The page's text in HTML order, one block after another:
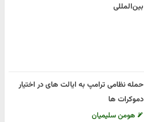
بین‌المللی
حمله نظامی ترامپ به ایالت های در اختیار
دموکرات ها
هومن سلیمیان